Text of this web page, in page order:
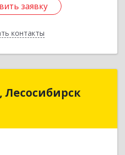
заявку
контакты
заявку
Назад
Лесосибирск
Бит, Лесосибирск
край, Лесосибирск г,